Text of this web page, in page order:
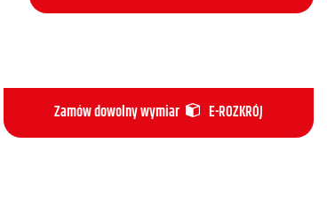
Zamów dowolny wymiar E-ROZKRÓJ